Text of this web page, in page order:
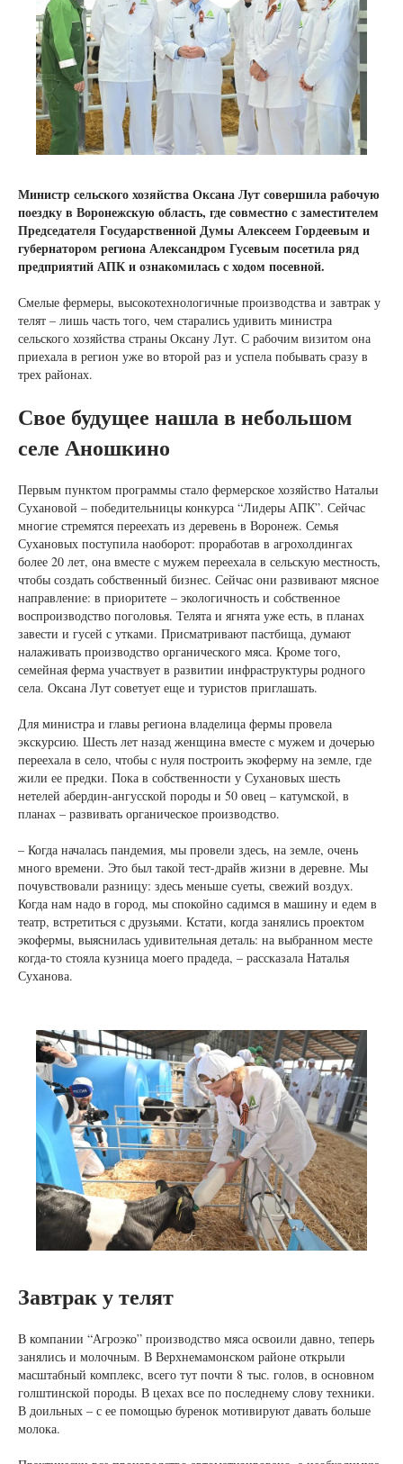
Министр сельского хозяйства Оксана Лут совершила рабочую
поездку в Воронежскую область, где совместно с заместителем
Председателя Государственной Думы Алексеем Гордеевым и
губернатором региона Александром Гусевым посетила ряд
предприятий АПК и ознакомилась с ходом посевной.
Смелые фермеры, высокотехнологичные производства и завтрак у
телят – лишь часть того, чем старались удивить министра
сельского хозяйства страны Оксану Лут. С рабочим визитом она
приехала в регион уже во второй раз и успела побывать сразу в
трех районах.
Свое будущее нашла в небольшом
селе Аношкино
Первым пунктом программы стало фермерское хозяйство Натальи
Сухановой – победительницы конкурса “Лидеры АПК”. Сейчас
многие стремятся переехать из деревень в Воронеж. Семья
Сухановых поступила наоборот: проработав в агрохолдингах
более 20 лет, она вместе с мужем переехала в сельскую местность,
чтобы создать собственный бизнес. Сейчас они развивают мясное
направление: в приоритете – экологичность и собственное
воспроизводство поголовья. Телята и ягнята уже есть, в планах
завести и гусей с утками. Присматривают пастбища, думают
налаживать производство органического мяса. Кроме того,
семейная ферма участвует в развитии инфраструктуры родного
села. Оксана Лут советует еще и туристов приглашать.
Для министра и главы региона владелица фермы провела
экскурсию. Шесть лет назад женщина вместе с мужем и дочерью
переехала в село, чтобы с нуля построить экоферму на земле, где
жили ее предки. Пока в собственности у Сухановых шесть
нетелей абердин-ангусской породы и 50 овец – катумской, в
планах – развивать органическое производство.
– Когда началась пандемия, мы провели здесь, на земле, очень
много времени. Это был такой тест-драйв жизни в деревне. Мы
почувствовали разницу: здесь меньше суеты, свежий воздух.
Когда нам надо в город, мы спокойно садимся в машину и едем в
театр, встретиться с друзьями. Кстати, когда занялись проектом
экофермы, выяснилась удивительная деталь: на выбранном месте
когда-то стояла кузница моего прадеда, – рассказала Наталья
Суханова.
Завтрак у телят
В компании “Агроэко” производство мяса освоили давно, теперь
занялись и молочным. В Верхнемамонском районе открыли
масштабный комплекс, всего тут почти 8 тыс. голов, в основном
голштинской породы. В цехах все по последнему слову техники.
В доильных – с ее помощью буренок мотивируют давать больше
молока.